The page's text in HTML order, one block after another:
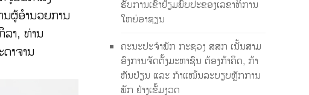
ຜູ້ອໍານວຍການ
າ, ທ່ານ
າຈານ
ຮັບການເຂົ້າຢ້ຽມພົບປະຂອງເລຂາທິການ
ໃຫຍ່ອາຊຽນ
ຄະນະປະຈຳພັກ ກະຊວງ ສສກ ເນັ້ນສາມ
ອົງການຈັດຕັ້ງມະຫາຊົນ ຕ້ອງກ້າຄິດ, ກ້າ
ຫັນປ່ຽນ ແລະ ກຳແໜ້ນລະບຽບຫຼັກການ
ພັກ ຢ່າງເຂັ້ມງວດ